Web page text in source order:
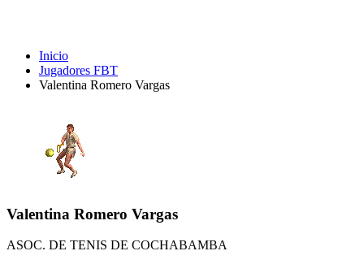
Inicio
Jugadores FBT
Valentina Romero Vargas
Valentina Romero Vargas
ASOC. DE TENIS DE COCHABAMBA